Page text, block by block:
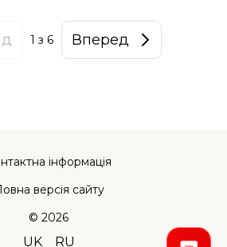
1 з 6 Вперед
інформація
версія сайту
© 2026
UK RU